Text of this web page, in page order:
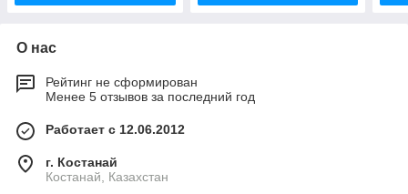
О нас
Рейтинг не сформирован
Менее 5 отзывов за последний год
Работает с 12.06.2012
г. Костанай
Костанай, Казахстан